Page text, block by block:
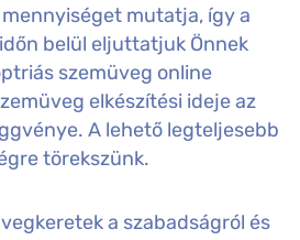
mutatja, így a
belül eljuttatjuk Önnek
szemüveg online
elkészítési ideje az
A lehető legteljesebb
törekszünk.
a szabadságról és